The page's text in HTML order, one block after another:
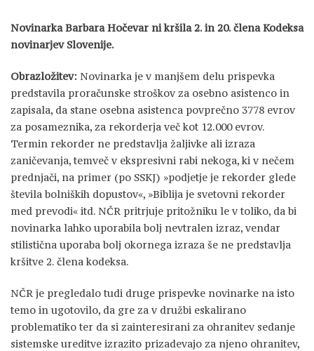
Novinarka Barbara Hočevar ni kršila 2. in 20. člena Kodeksa
novinarjev Slovenije.
Obrazložitev: Novinarka je v manjšem delu prispevka
predstavila proračunske stroškov za osebno asistenco in
zapisala, da stane osebna asistenca povprečno 3778 evrov
za posameznika, za rekorderja več kot 12.000 evrov.
Termin rekorder ne predstavlja žaljivke ali izraza
zaničevanja, temveč v ekspresivni rabi nekoga, ki v nečem
prednjači, na primer (po SSKJ) »podjetje je rekorder glede
števila bolniških dopustov«, »Biblija je svetovni rekorder
med prevodi« itd. NČR pritrjuje pritožniku le v toliko, da bi
novinarka lahko uporabila bolj nevtralen izraz, vendar
stilistična uporaba bolj okornega izraza še ne predstavlja
kršitve 2. člena kodeksa.
NČR je pregledalo tudi druge prispevke novinarke na isto
temo in ugotovilo, da gre za v družbi eskalirano
problematiko ter da si zainteresirani za ohranitev sedanje
sistemske ureditve izrazito prizadevajo za njeno ohranitev,